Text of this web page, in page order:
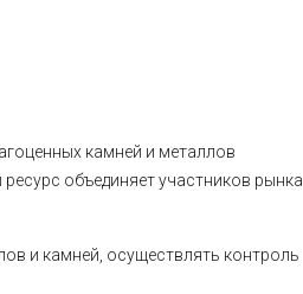
камней и металлов
объединяет участников рынка
и камней, осуществлять контроль